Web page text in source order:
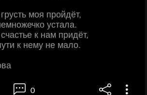
моя пройдёт,
устала.
к нам придёт,
к нему не мало.
0